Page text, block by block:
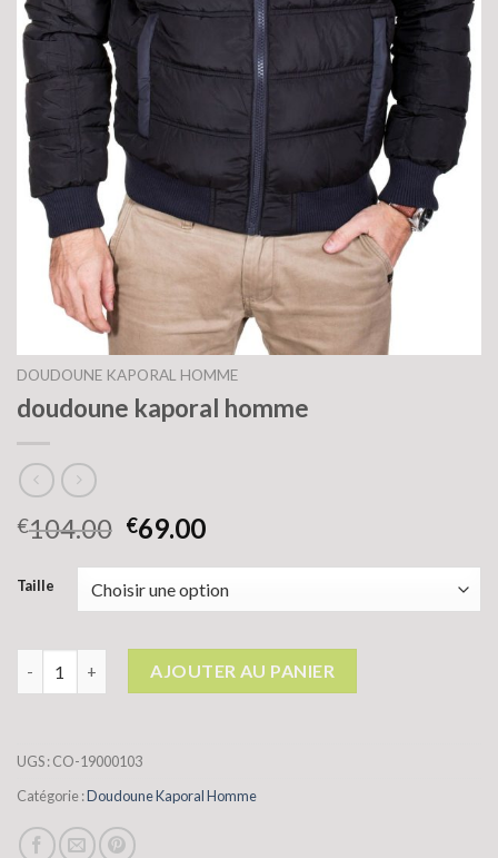
DOUDOUNE KAPORAL HOMME
doudoune kaporal homme
€104.00 €69.00
Taille
quantité de doudoune kaporal homme
AJOUTER AU PANIER
UGS :CO-19000103
Catégorie :Doudoune Kaporal Homme